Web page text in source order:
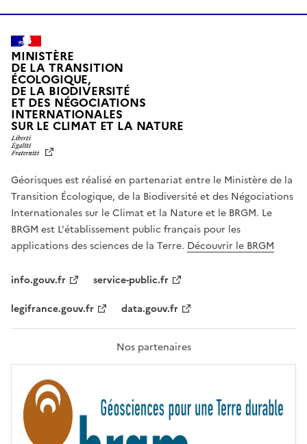
MINISTÈRE
DE LA TRANSITION
ÉCOLOGIQUE,
DE LA BIODIVERSITÉ
ET DES NÉGOCIATIONS
INTERNATIONALES
SUR LE CLIMAT ET LA NATUREL
T
É
,
É
G
A
L
F
A
T
R
T
É
Géorisques est réalisé en partenariat entre le Ministère de la
Transition Écologique, de la Biodiversité et des Négociations
Internationales sur le Climat et la Nature et le BRGM. Le
BRGM est L'établissement public français pour les
applications des sciences de la Terre. Découvrir le BRGM
info.gouv.fr
service-public.fr
legifrance.gouv.fr
data.gouv.fr
Nos partenaires